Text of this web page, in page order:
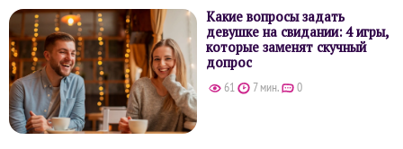
Какие вопросы задать
девушке на свидании: 4 игры,
которые заменят скучный
допрос
61 7 мин. 0